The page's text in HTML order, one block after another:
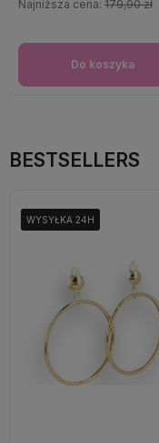
Najniższa cena:179,90 zł
Do koszyka
BESTSELLERS
WYSYŁKA 24H
WYSYŁKA 24H
WYSYŁKA 24H